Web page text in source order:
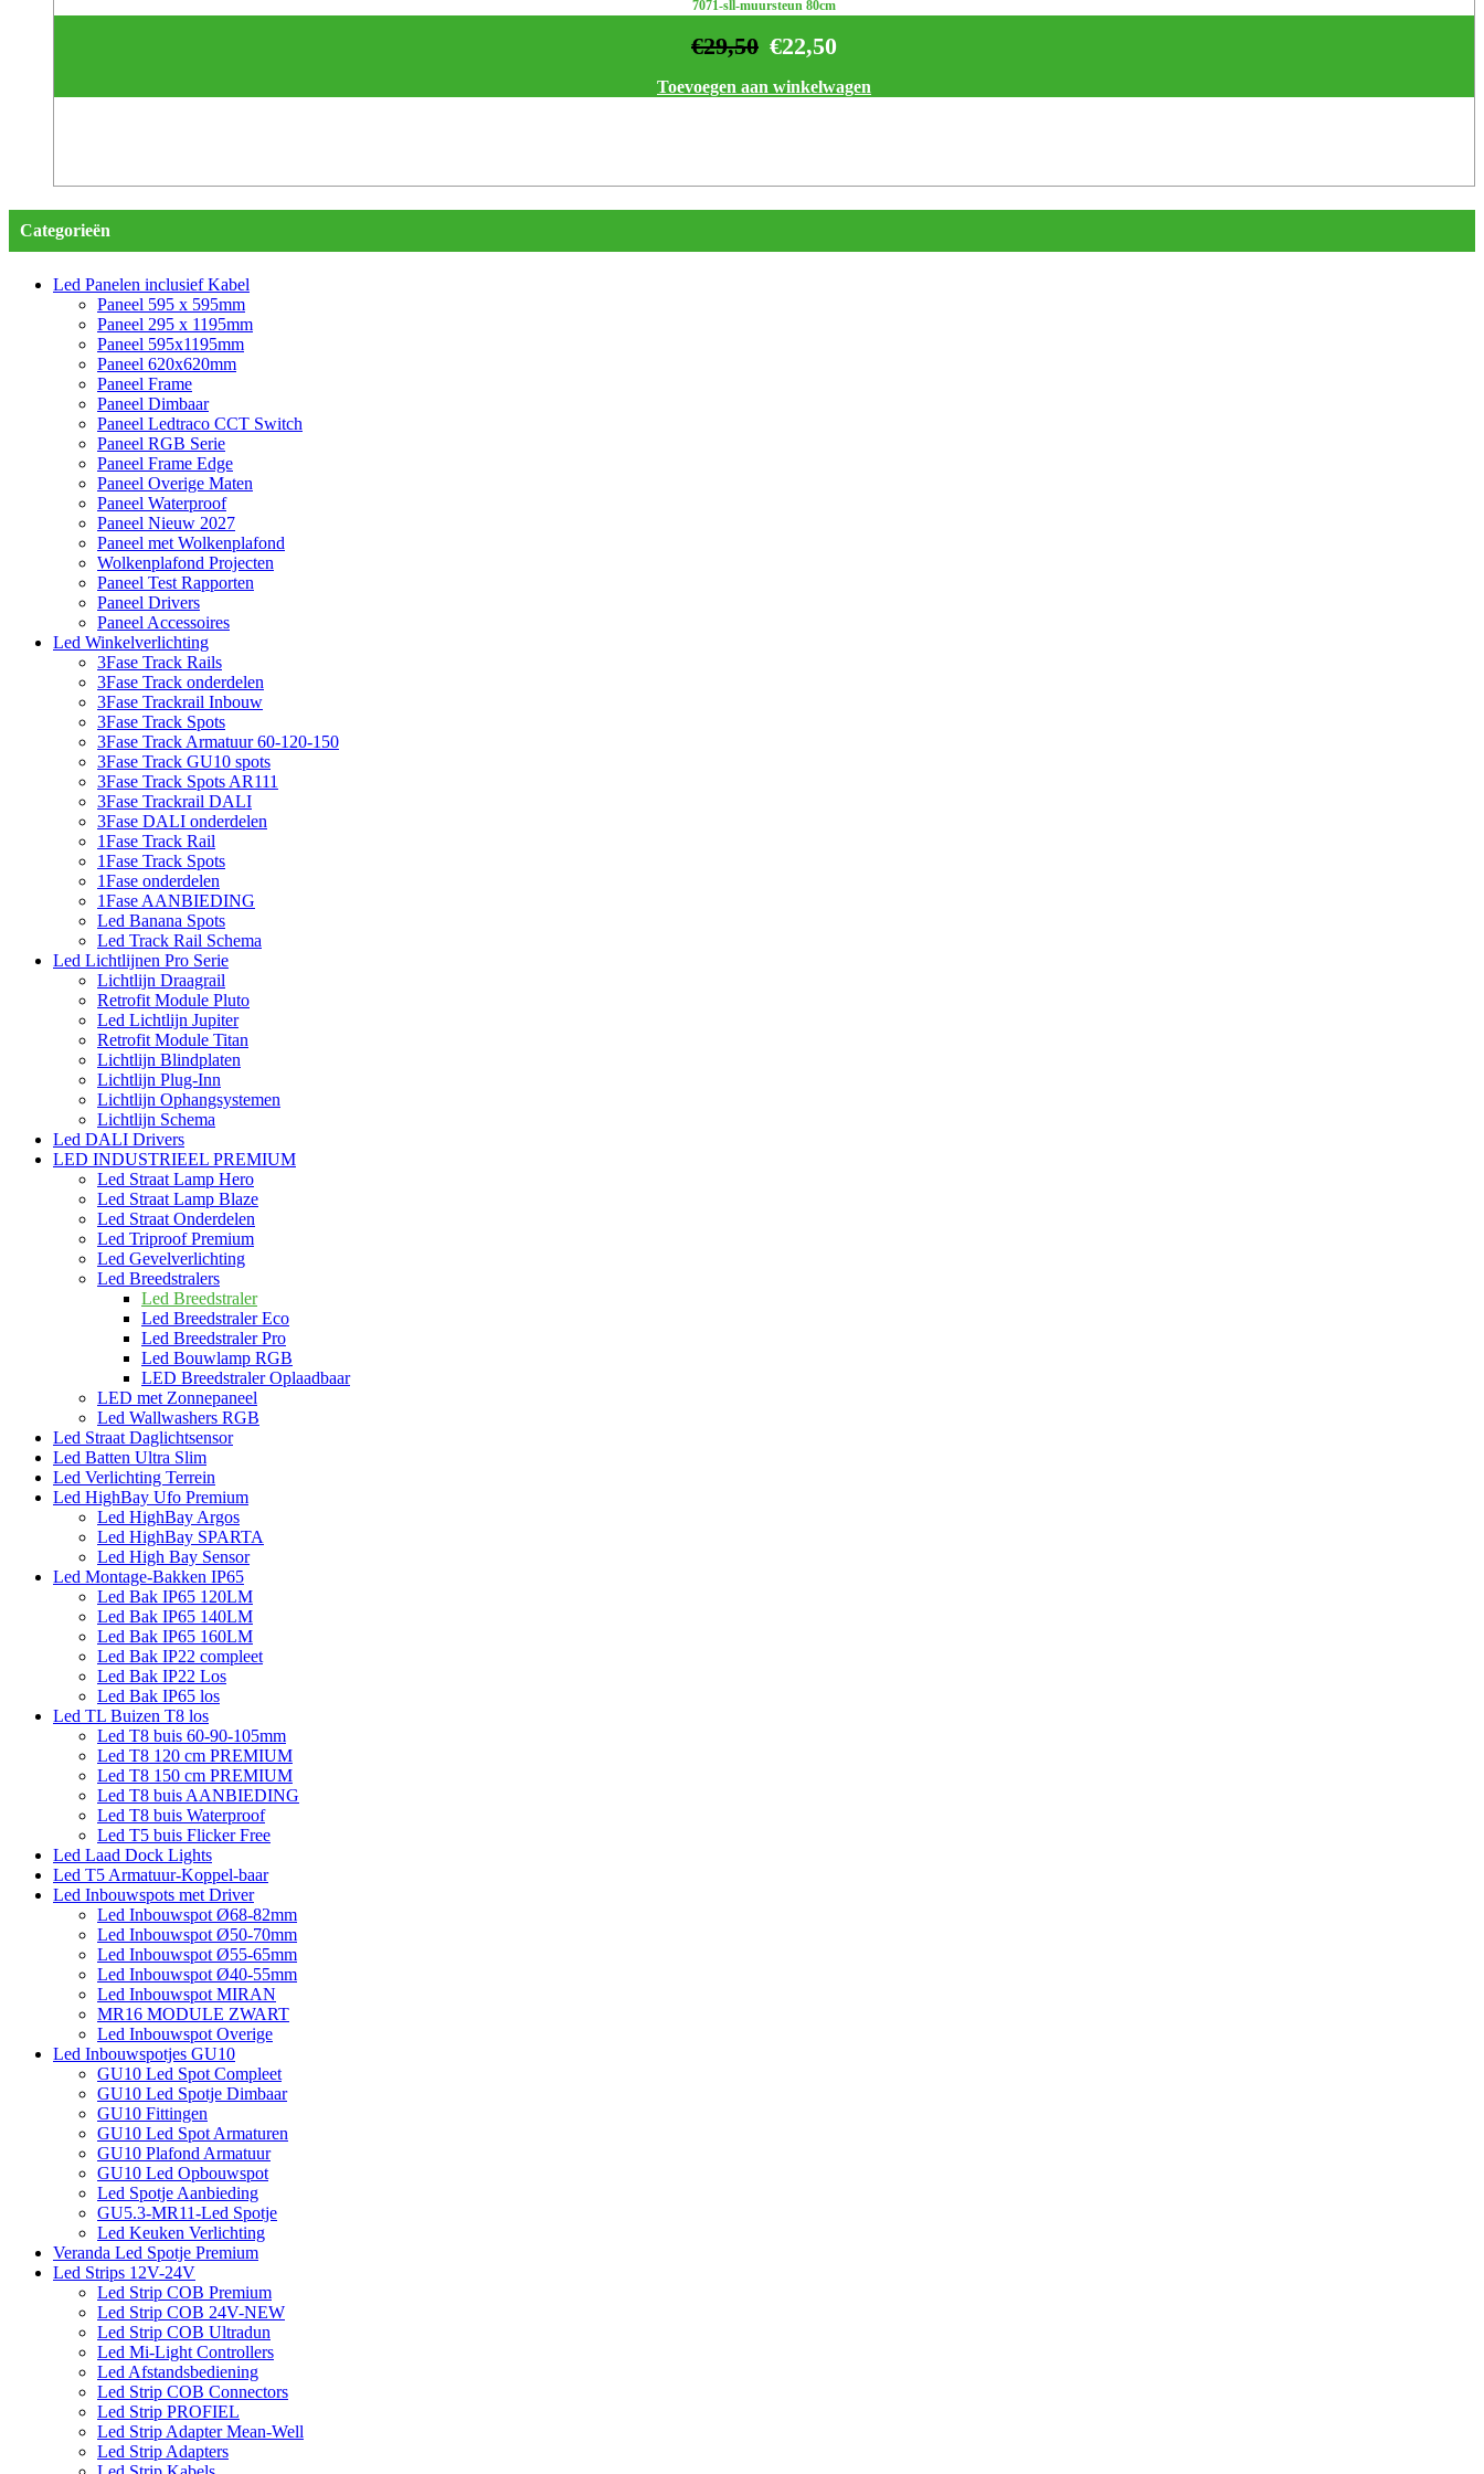
7071-sll-muursteun 80cm
€22,50
€29,50
Toevoegen aan winkelwagen
Categorieën
Led Panelen inclusief Kabel
Paneel 595 x 595mm
Paneel 295 x 1195mm
Paneel 595x1195mm
Paneel 620x620mm
Paneel Frame
Paneel Dimbaar
Paneel Ledtraco CCT Switch
Paneel RGB Serie
Paneel Frame Edge
Paneel Overige Maten
Paneel Waterproof
Paneel Nieuw 2027
Paneel met Wolkenplafond
Wolkenplafond Projecten
Paneel Test Rapporten
Paneel Drivers
Paneel Accessoires
Led Winkelverlichting
3Fase Track Rails
3Fase Track onderdelen
3Fase Trackrail Inbouw
3Fase Track Spots
3Fase Track Armatuur 60-120-150
3Fase Track GU10 spots
3Fase Track Spots AR111
3Fase Trackrail DALI
3Fase DALI onderdelen
1Fase Track Rail
1Fase Track Spots
1Fase onderdelen
1Fase AANBIEDING
Led Banana Spots
Led Track Rail Schema
Led Lichtlijnen Pro Serie
Lichtlijn Draagrail
Retrofit Module Pluto
Led Lichtlijn Jupiter
Retrofit Module Titan
Lichtlijn Blindplaten
Lichtlijn Plug-Inn
Lichtlijn Ophangsystemen
Lichtlijn Schema
Led DALI Drivers
LED INDUSTRIEEL PREMIUM
Led Straat Lamp Hero
Led Straat Lamp Blaze
Led Straat Onderdelen
Led Triproof Premium
Led Gevelverlichting
Led Breedstralers
Led Breedstraler
Led Breedstraler Eco
Led Breedstraler Pro
Led Bouwlamp RGB
LED Breedstraler Oplaadbaar
LED met Zonnepaneel
Led Wallwashers RGB
Led Straat Daglichtsensor
Led Batten Ultra Slim
Led Verlichting Terrein
Led HighBay Ufo Premium
Led HighBay Argos
Led HighBay SPARTA
Led High Bay Sensor
Led Montage-Bakken IP65
Led Bak IP65 120LM
Led Bak IP65 140LM
Led Bak IP65 160LM
Led Bak IP22 compleet
Led Bak IP22 Los
Led Bak IP65 los
Led TL Buizen T8 los
Led T8 buis 60-90-105mm
Led T8 120 cm PREMIUM
Led T8 150 cm PREMIUM
Led T8 buis AANBIEDING
Led T8 buis Waterproof
Led T5 buis Flicker Free
Led Laad Dock Lights
Led T5 Armatuur-Koppel-baar
Led Inbouwspots met Driver
Led Inbouwspot Ø68-82mm
Led Inbouwspot Ø50-70mm
Led Inbouwspot Ø55-65mm
Led Inbouwspot Ø40-55mm
Led Inbouwspot MIRAN
MR16 MODULE ZWART
Led Inbouwspot Overige
Led Inbouwspotjes GU10
GU10 Led Spot Compleet
GU10 Led Spotje Dimbaar
GU10 Fittingen
GU10 Led Spot Armaturen
GU10 Plafond Armatuur
GU10 Led Opbouwspot
Led Spotje Aanbieding
GU5.3-MR11-Led Spotje
Led Keuken Verlichting
Veranda Led Spotje Premium
Led Strips 12V-24V
Led Strip COB Premium
Led Strip COB 24V-NEW
Led Strip COB Ultradun
Led Mi-Light Controllers
Led Afstandsbediening
Led Strip COB Connectors
Led Strip PROFIEL
Led Strip Adapter Mean-Well
Led Strip Adapters